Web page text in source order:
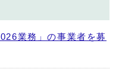
業務」の事業者を募